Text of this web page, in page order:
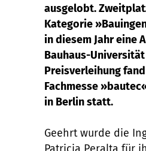
ausgelobt.
Kategorie
in diesem Jahr eine
Bauhaus-Universität
Preisverleihung
Fachmesse
in Berlin statt.
Geehrt wurde die